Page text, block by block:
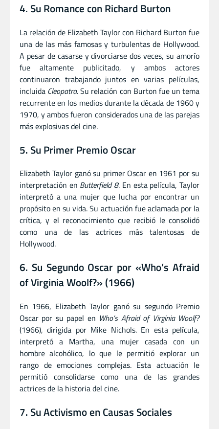
4. Su Romance con Richard Burton
La relación de Elizabeth Taylor con Richard Burton fue
una de las más famosas y turbulentas de Hollywood.
A pesar de casarse y divorciarse dos veces, su amorío
fue altamente publicitado, y ambos actores
continuaron trabajando juntos en varias películas,
incluida Cleopatra. Su relación con Burton fue un tema
recurrente en los medios durante la década de 1960 y
1970, y ambos fueron considerados una de las parejas
más explosivas del cine.
5. Su Primer Premio Oscar
Elizabeth Taylor ganó su primer Oscar en 1961 por su
interpretación en Butterfield 8. En esta película, Taylor
interpretó a una mujer que lucha por encontrar un
propósito en su vida. Su actuación fue aclamada por la
crítica, y el reconocimiento que recibió le consolidó
como una de las actrices más talentosas de
Hollywood.
6. Su Segundo Oscar por «Who’s Afraid
of Virginia Woolf?» (1966)
En 1966, Elizabeth Taylor ganó su segundo Premio
Oscar por su papel en Who’s Afraid of Virginia Woolf?
(1966), dirigida por Mike Nichols. En esta película,
interpretó a Martha, una mujer casada con un
hombre alcohólico, lo que le permitió explorar un
rango de emociones complejas. Esta actuación le
permitió consolidarse como una de las grandes
actrices de la historia del cine.
7. Su Activismo en Causas Sociales